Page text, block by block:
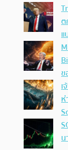
ต
แ
ข
เ
ห่
น